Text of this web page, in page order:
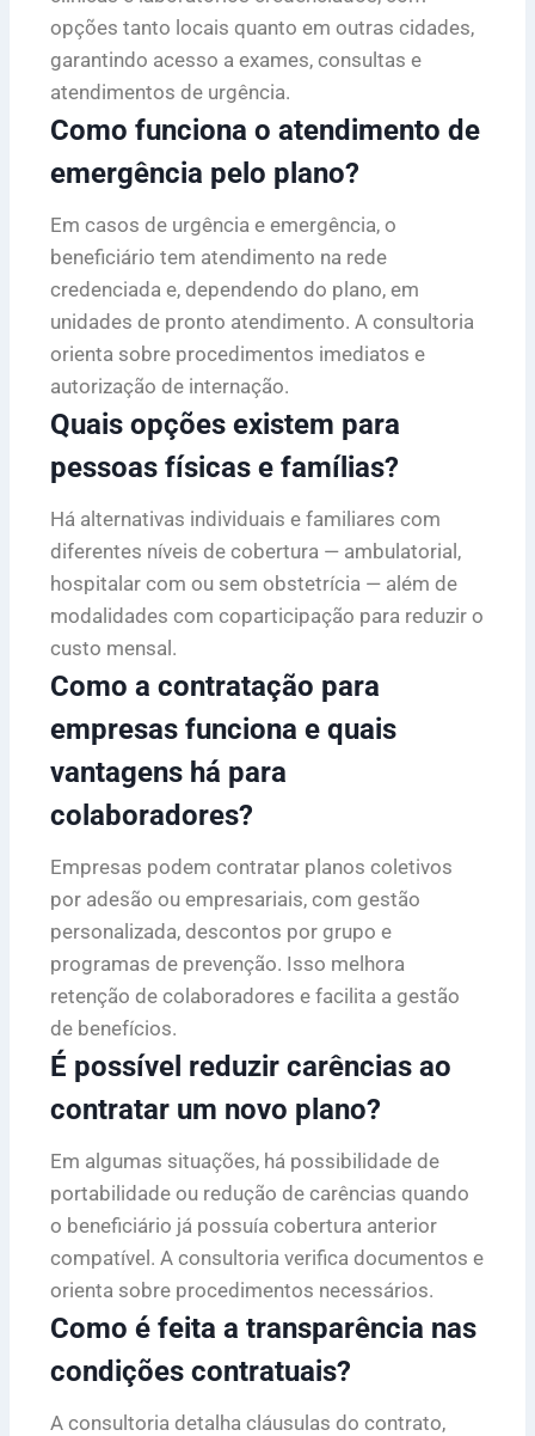
opções tanto locais quanto em outras cidades,
garantindo acesso a exames, consultas e
atendimentos de urgência.
Como funciona o atendimento de
emergência pelo plano?
Em casos de urgência e emergência, o
beneficiário tem atendimento na rede
credenciada e, dependendo do plano, em
unidades de pronto atendimento. A consultoria
orienta sobre procedimentos imediatos e
autorização de internação.
Quais opções existem para
pessoas físicas e famílias?
Há alternativas individuais e familiares com
diferentes níveis de cobertura — ambulatorial,
hospitalar com ou sem obstetrícia — além de
modalidades com coparticipação para reduzir o
custo mensal.
Como a contratação para
empresas funciona e quais
vantagens há para
colaboradores?
Empresas podem contratar planos coletivos
por adesão ou empresariais, com gestão
personalizada, descontos por grupo e
programas de prevenção. Isso melhora
retenção de colaboradores e facilita a gestão
de benefícios.
É possível reduzir carências ao
contratar um novo plano?
Em algumas situações, há possibilidade de
portabilidade ou redução de carências quando
o beneficiário já possuía cobertura anterior
compatível. A consultoria verifica documentos e
orienta sobre procedimentos necessários.
Como é feita a transparência nas
condições contratuais?
A consultoria detalha cláusulas do contrato,